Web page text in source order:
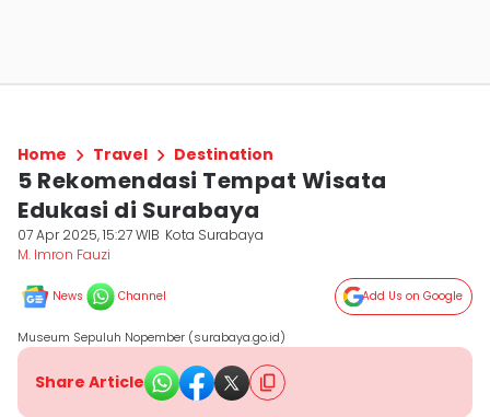
Home Travel Destination
5 Rekomendasi Tempat Wisata
Edukasi di Surabaya
07 Apr 2025, 15:27 WIB Kota Surabaya
M. Imron Fauzi
News Channel Add Us on Google
Museum Sepuluh Nopember (surabaya.go.id)
Share Article